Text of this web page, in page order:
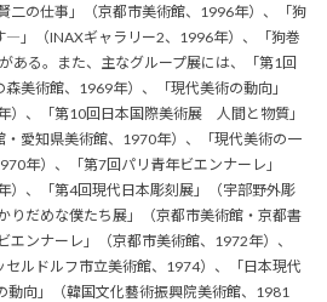
二の仕事」（京都市美術館、1996年）、「狗
―」（INAXギャラリー2、1996年）、「狗巻
ある。また、主なグループ展には、「第1回
美術館、1969年）、「現代美術の動向」
）、「第10回日本国際美術展 人間と物質」
・愛知県美術館、1970年）、「現代美術の一
年）、「第7回パリ青年ビエンナーレ」
）、「第4回現代日本彫刻展」（宇部野外彫
りだめな僕たち展」（京都市美術館・京都書
ンナーレ」（京都市美術館、1972年）、
セルドルフ市立美術館、1974）、「日本現代
向」（韓国文化藝術振興院美術館、1981